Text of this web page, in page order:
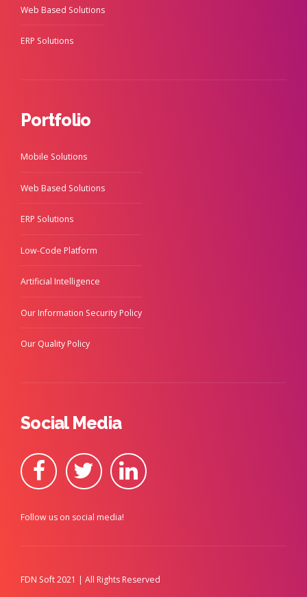
Web Based Solutions
ERP Solutions
Portfolio
Mobile Solutions
Web Based Solutions
ERP Solutions
Low-Code Platform
Artificial Intelligence
Our Information Security Policy
Our Quality Policy
Social Media
Follow us on social media!
FDN Soft 2021 | All Rights Reserved